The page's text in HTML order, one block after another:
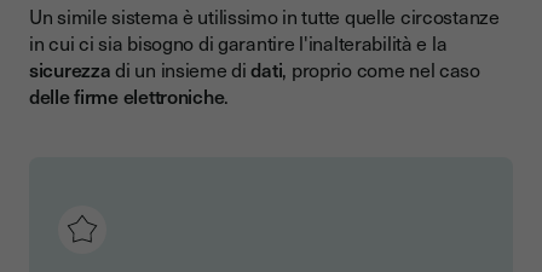
Un simile sistema è utilissimo in tutte quelle circostanze
in cui ci sia bisogno di garantire l'inalterabilità e la
sicurezzadi un insieme didati, proprio come nel caso
delle firme elettroniche.